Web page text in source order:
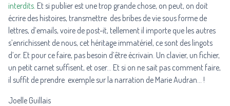
interdits. Et si publier est une trop grande chose, on peut, on doit
écrire des histoires, transmettre des bribes de vie sous forme de
lettres, d’emails, voire de post-it, tellement il importe que les autres
s’enrichissent de nous, cet héritage immatériel, ce sont des lingots
d’or. Et pour ce faire, pas besoin d’être écrivain. Un clavier, un fichier,
un petit carnet suffisent, et oser… Et si on ne sait pas comment faire,
il suffit de prendre exemple sur la narration de Marie Audran… !
Joelle Guillais